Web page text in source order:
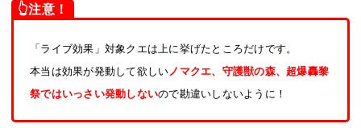
👆注意！
「ライブ効果」対象クエは上に挙げたところだけです。
本当は効果が発動して欲しいノマクエ、守護獣の森、超爆轟黎
祭ではいっさい発動しないので勘違いしないように！